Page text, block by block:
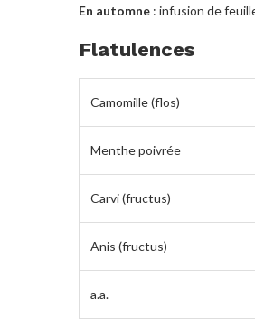
En automne : infusion de
Flatulences
Camomille (flos)
Menthe poivrée
Carvi (fructus)
Anis (fructus)
a.a.